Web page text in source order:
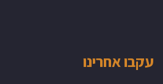
עקבו אחרינו